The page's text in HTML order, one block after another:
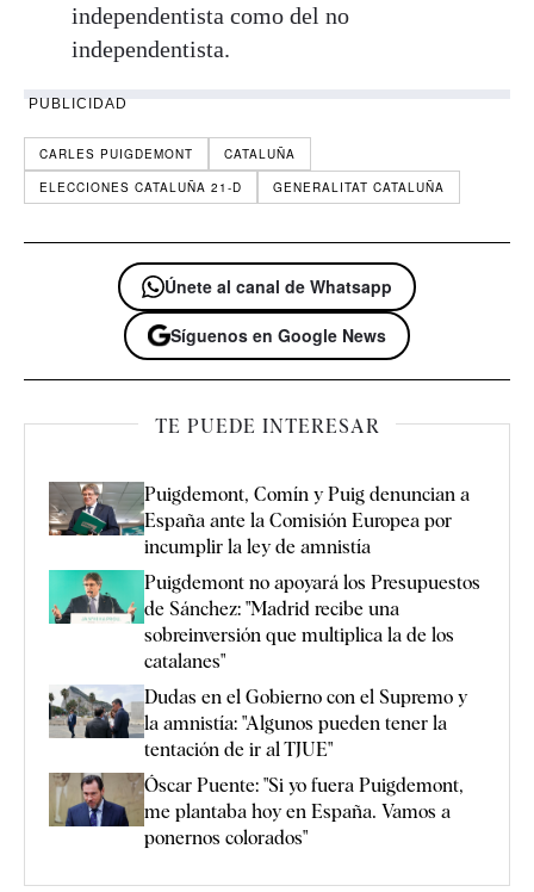
independentista como del no
independentista.
PUBLICIDAD
CARLES PUIGDEMONT
CATALUÑA
ELECCIONES CATALUÑA 21-D
GENERALITAT CATALUÑA
Únete al canal de Whatsapp
Síguenos en Google News
TE PUEDE INTERESAR
Puigdemont, Comín y Puig denuncian a
España ante la Comisión Europea por
incumplir la ley de amnistía
Puigdemont no apoyará los Presupuestos
de Sánchez: "Madrid recibe una
sobreinversión que multiplica la de los
catalanes"
Dudas en el Gobierno con el Supremo y
la amnistía: "Algunos pueden tener la
tentación de ir al TJUE"
Óscar Puente: "Si yo fuera Puigdemont,
me plantaba hoy en España. Vamos a
ponernos colorados"